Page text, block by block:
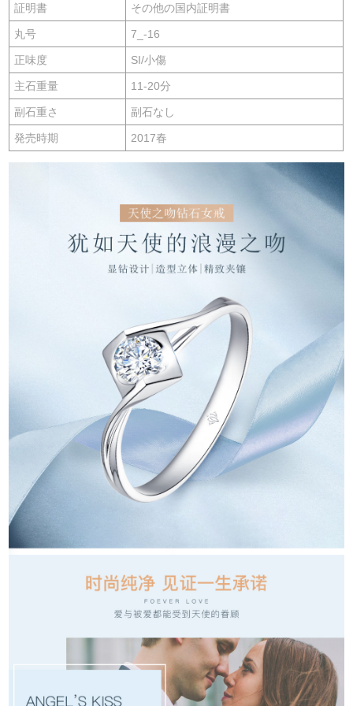
証明書 その他の国内証明書
丸号 7_-16
正味度 SI/小傷
主石重量 11-20分
副石重さ 副石なし
発売時期 2017春